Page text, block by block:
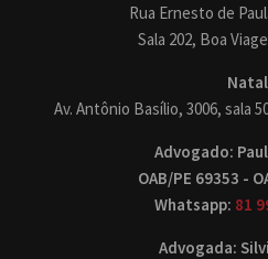
Rua Ernesto de
Sala 202, Boa
Natal
Av. Antônio Basílio, 3006, sala
Advogado:
OAB/PE 69353 -
Whatsapp: 81
Advogada: